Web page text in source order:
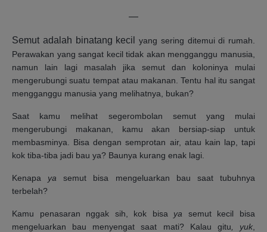
—
Semut adalah binatang kecil yang sering ditemui di rumah.
Perawakan yang sangat kecil tidak akan mengganggu manusia,
namun lain lagi masalah jika semut dan koloninya mulai
mengerubungi suatu tempat atau makanan. Tentu hal itu sangat
mengganggu manusia yang melihatnya, bukan?
Saat kamu melihat segerombolan semut yang mulai
mengerubungi makanan, kamu akan bersiap-siap untuk
membasminya. Bisa dengan semprotan air, atau kain lap, tapi
kok tiba-tiba jadi bau ya? Baunya kurang enak lagi.
Kenapa ya semut bisa mengeluarkan bau saat tubuhnya
terbelah?
Kamu penasaran nggak sih, kok bisa ya semut kecil bisa
mengeluarkan bau menyengat saat mati? Kalau gitu , yuk